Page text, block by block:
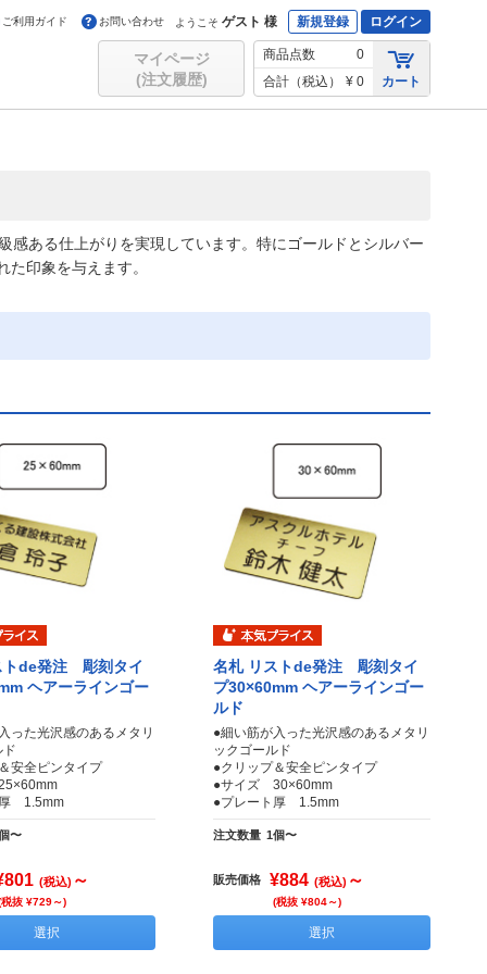
ご利用ガイド お問い合わせ ようこそ ゲスト 様 新規登録 ログイン
マイページ
(注文履歴)
商品点数
0
合計（税込）
¥ 0 カート
感ある仕上がりを実現しています。特にゴールドとシルバー
印象を与えます。
トde発注 彫刻タイ
ヘアーラインゴー
った光沢感のあるメタリ
ド
安全ピンタイプ
1.5mm
〜
(税込) ～
税抜 ¥729～)
選択
名札 リストde発注 彫刻タイ
プ30×60mm ヘアーラインゴー
ルド
●細い筋が入った光沢感のあるメタリ
ックゴールド
●クリップ＆安全ピンタイプ
●サイズ 30×60mm
●プレート厚 1.5mm
注文数量 1個〜
販売価格 ¥884 (税込) ～
(税抜 ¥804～)
選択